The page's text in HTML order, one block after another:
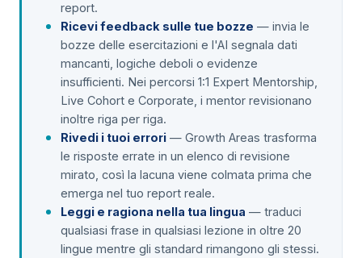
report.
Ricevi feedback sulle tue bozze — invia le
bozze delle esercitazioni e l'AI segnala dati
mancanti, logiche deboli o evidenze
insufficienti. Nei percorsi 1:1 Expert Mentorship,
Live Cohort e Corporate, i mentor revisionano
inoltre riga per riga.
Rivedi i tuoi errori — Growth Areas trasforma
le risposte errate in un elenco di revisione
mirato, così la lacuna viene colmata prima che
emerga nel tuo report reale.
Leggi e ragiona nella tua lingua — traduci
qualsiasi frase in qualsiasi lezione in oltre 20
lingue mentre gli standard rimangono gli stessi.